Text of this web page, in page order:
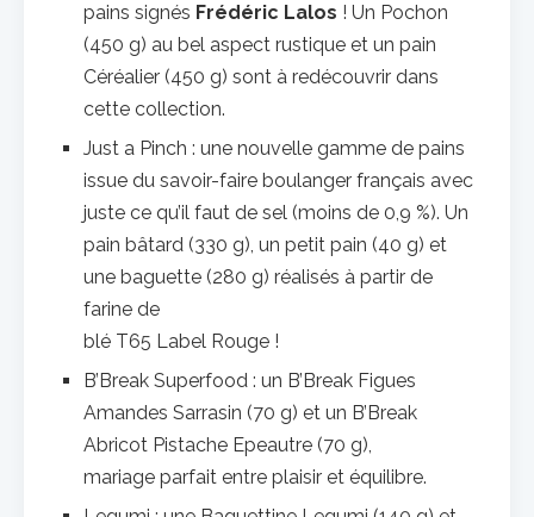
pains signés Frédéric Lalos ! Un Pochon
(450 g) au bel aspect rustique et un pain
Céréalier (450 g) sont à redécouvrir dans
cette collection.
Just a Pinch : une nouvelle gamme de pains
issue du savoir-faire boulanger français avec
juste ce qu’il faut de sel (moins de 0,9 %). Un
pain bâtard (330 g), un petit pain (40 g) et
une baguette (280 g) réalisés à partir de
farine de
blé T65 Label Rouge !
B’Break Superfood : un B’Break Figues
Amandes Sarrasin (70 g) et un B’Break
Abricot Pistache Epeautre (70 g),
mariage parfait entre plaisir et équilibre.